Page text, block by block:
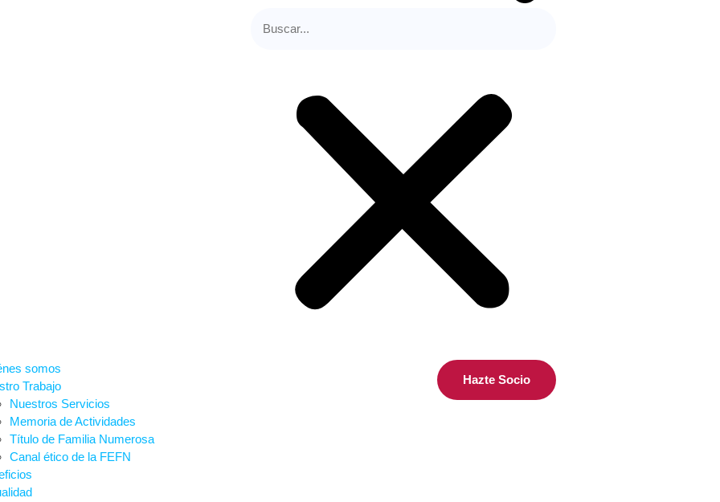
somos
Trabajo
Nuestros Servicios
Memoria de Actividades
Título de Familia Numerosa
Canal ético de la FEFN
Hazte Socio